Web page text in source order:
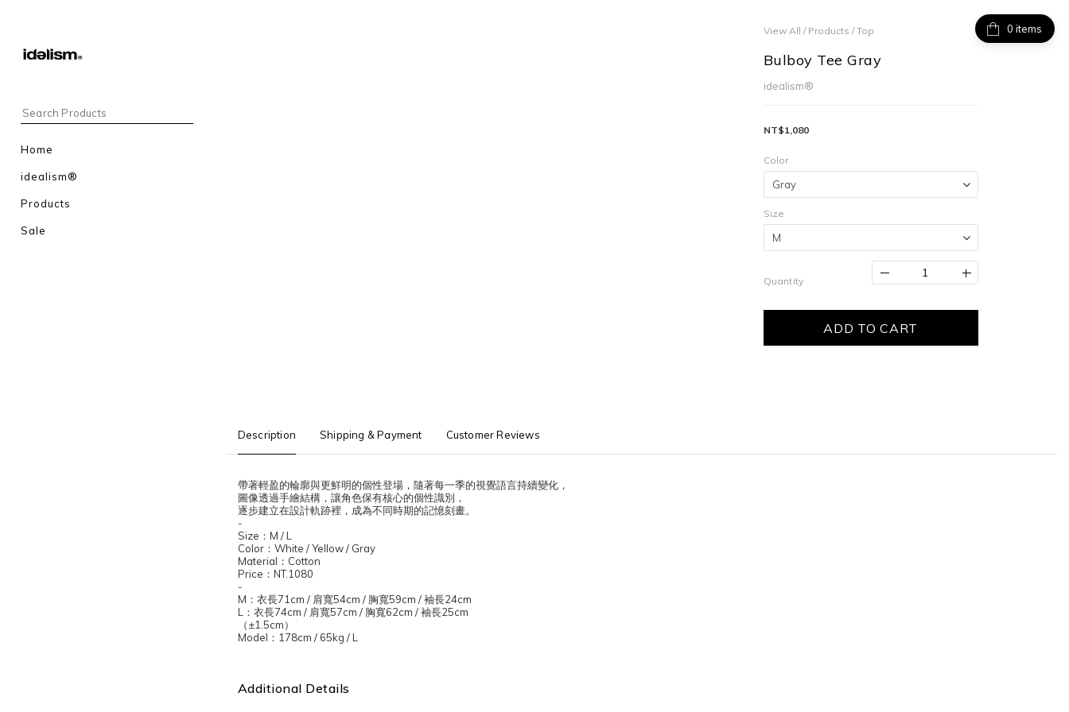
Home
idealism®
Products
Sale
items
View All / Products /Top
Bulboy Tee Gray
idealism®
NT$1,080
Color
Size
Quantity
ADD TO CART
Description Shipping & Payment Customer Reviews
帶著輕盈的輪廓與更鮮明的個性登場，隨著每一季的視覺語言持續變化，
圖像透過手繪結構，讓角色保有核心的個性識別，
逐步建立在設計軌跡裡，成為不同時期的記憶刻畫。
-
Size ： M / L
Color： White / Yellow / Gray
Material ： Cotton
Price ： NT.1080
-
M ：衣長71cm / 肩寬54cm / 胸寬59cm /袖長24cm
L
：衣長74cm / 肩寬57cm / 胸寬62cm /袖長25cm
（±1.5cm）
Model ： 178cm / 65kg / L
Additional Details